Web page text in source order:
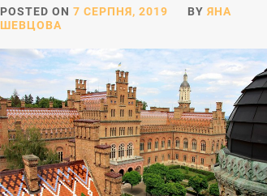
POSTED ON 7 СЕРПНЯ, 2019 BY ЯНА
ШЕВЦОВА